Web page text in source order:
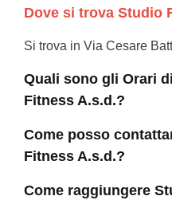
Dove si trova Studio
Si trova in Via Cesare
Quali sono gli Orari
Fitness A.s.d.?
Come posso
Fitness A.s.d.?
Come raggiungere